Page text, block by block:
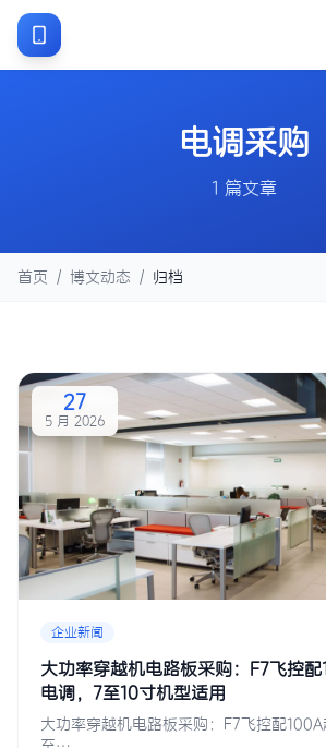
电调采购
1 篇文章
首页 / 博文动态 / 归档
27
5 月 2026
企业新闻
大功率穿越机电路板采购：F7飞控
电调，7至10寸机型适用
大功率穿越机电路板采购：F7飞控配